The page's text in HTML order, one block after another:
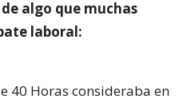
algo que muchas
laboral:
40 Horas consideraba en